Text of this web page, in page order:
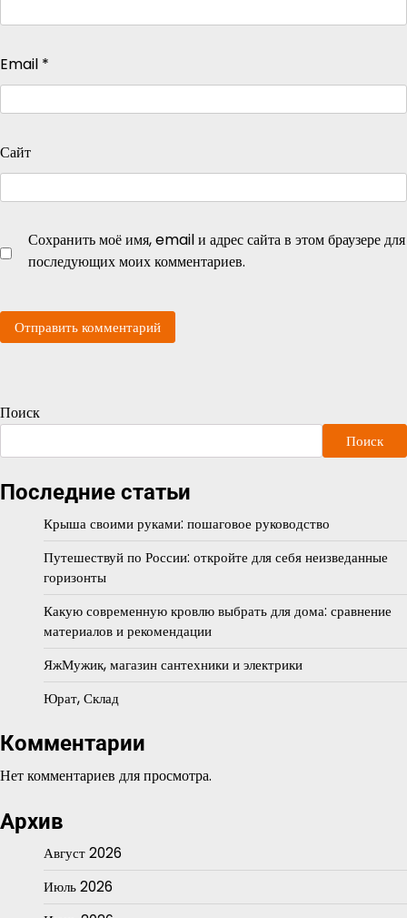
Email *
Сайт
Сохранить моё имя, email и адрес сайта в этом браузере для
последующих моих комментариев.
Поиск
Поиск
Последние статьи
Крыша своими руками: пошаговое руководство
Путешествуй по России: откройте для себя неизведанные
горизонты
Какую современную кровлю выбрать для дома: сравнение
материалов и рекомендации
ЯжМужик, магазин сантехники и электрики
Юрат, Склад
Комментарии
Нет комментариев для просмотра.
Архив
Август 2026
Июль 2026